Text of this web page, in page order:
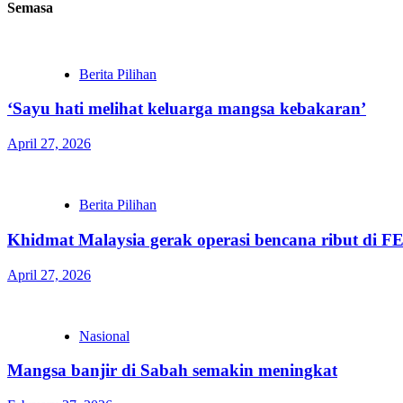
Semasa
Berita Pilihan
‘Sayu hati melihat keluarga mangsa kebakaran’
April 27, 2026
Berita Pilihan
Khidmat Malaysia gerak operasi bencana ribut di
April 27, 2026
Nasional
Mangsa banjir di Sabah semakin meningkat